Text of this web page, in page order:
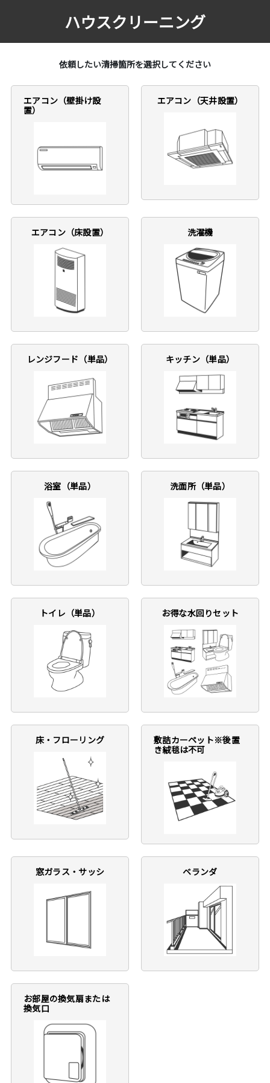
ハウスクリーニング
依頼したい清掃箇所を選択してください
エアコン（壁掛け設
置）
エアコン（天井設置）
エアコン（床設置） 洗濯機
レンジフード（単品） キッチン（単品）
浴室（単品） 洗面所（単品）
トイレ（単品） お得な水回りセット
床・フローリング
敷詰カーペット※後置
き絨毯は不可
窓ガラス・サッシ ベランダ
お部屋の換気扇または
換気口